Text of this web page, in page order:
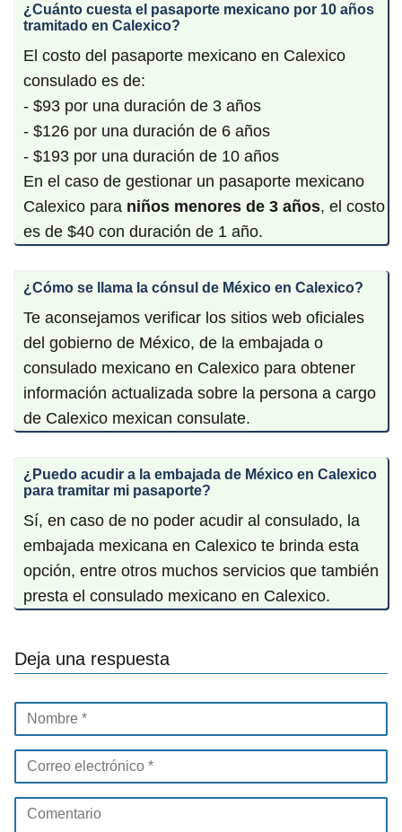
¿Cuánto cuesta el pasaporte mexicano por 10 años
tramitado en Calexico?
El costo del pasaporte mexicano en Calexico
consulado es de:
- $93 por una duración de 3 años
- $126 por una duración de 6 años
- $193 por una duración de 10 años
En el caso de gestionar un pasaporte mexicano
Calexico para niños menores de 3 años, el costo
es de $40 con duración de 1 año.
¿Cómo se llama la cónsul de México en Calexico?
Te aconsejamos verificar los sitios web oficiales
del gobierno de México, de la embajada o
consulado mexicano en Calexico para obtener
información actualizada sobre la persona a cargo
de Calexico mexican consulate.
¿Puedo acudir a la embajada de México en Calexico
para tramitar mi pasaporte?
Sí, en caso de no poder acudir al consulado, la
embajada mexicana en Calexico te brinda esta
opción, entre otros muchos servicios que también
presta el consulado mexicano en Calexico.
Deja una respuesta